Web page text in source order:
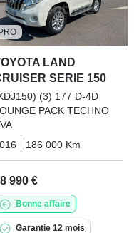
Diesel
PRO
LAND
SERIE 150
(3) 177 D-4D
PACK TECHNO
186 000 Km
990 €
Bonne affaire
Garantie 12 mois